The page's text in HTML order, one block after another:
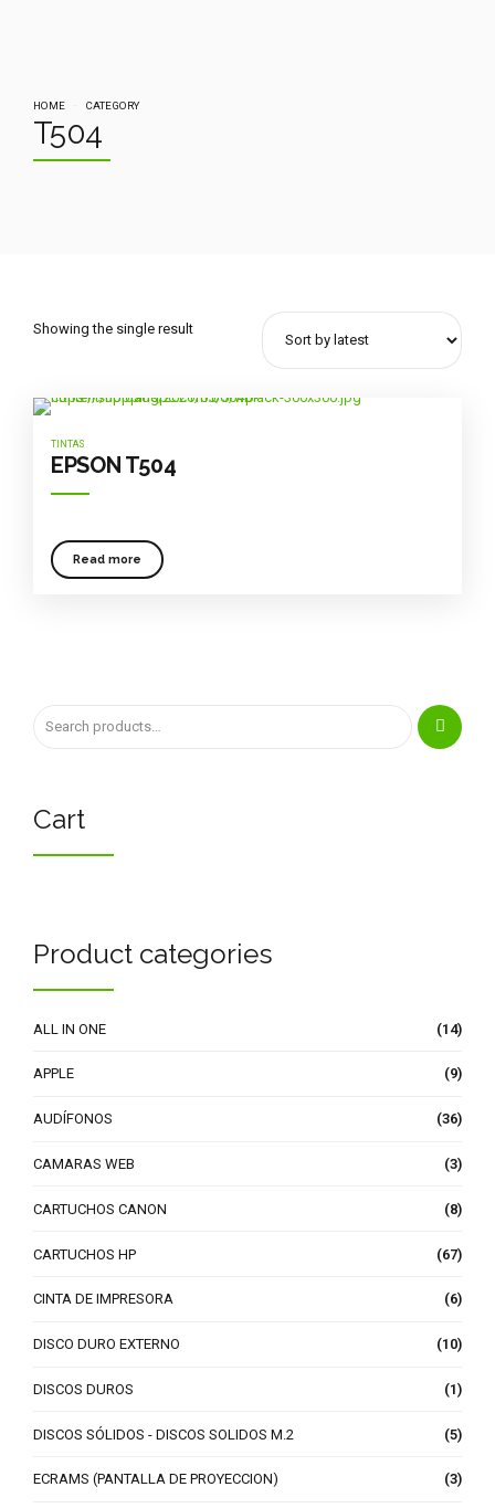
HOME CATEGORY
T504
Showing the single result
TINTAS
EPSON T504
Read more
Cart
Product categories
ALL IN ONE (14)
APPLE (9)
AUDÍFONOS (36)
CAMARAS WEB (3)
CARTUCHOS CANON (8)
CARTUCHOS HP (67)
CINTA DE IMPRESORA (6)
DISCO DURO EXTERNO (10)
DISCOS DUROS (1)
DISCOS SÓLIDOS - DISCOS SOLIDOS M.2 (5)
ECRAMS (PANTALLA DE PROYECCION) (3)